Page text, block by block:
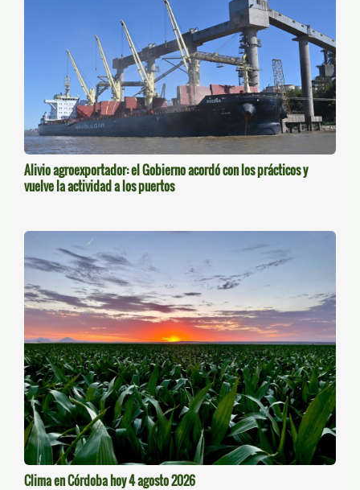
Alivio agroexportador: el Gobierno acordó con los prácticos y
vuelve la actividad a los puertos
Clima en Córdoba hoy 4 agosto 2026